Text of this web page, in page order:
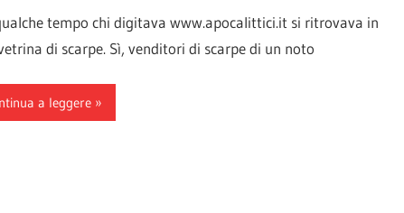
tempo chi digitava www.apocalittici.it si ritrovava in
di scarpe. Sì, venditori di scarpe di un noto
a leggere